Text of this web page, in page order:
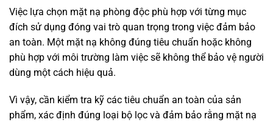
Việc lựa chọn mặt nạ phòng độc phù hợp với từng mục
đích sử dụng đóng vai trò quan trọng trong việc đảm bảo
an toàn. Một mặt nạ không đúng tiêu chuẩn hoặc không
phù hợp với môi trường làm việc sẽ không thể bảo vệ người
dùng một cách hiệu quả.
Vì vậy, cần kiểm tra kỹ các tiêu chuẩn an toàn của sản
phẩm, xác định đúng loại bộ lọc và đảm bảo rằng mặt nạ